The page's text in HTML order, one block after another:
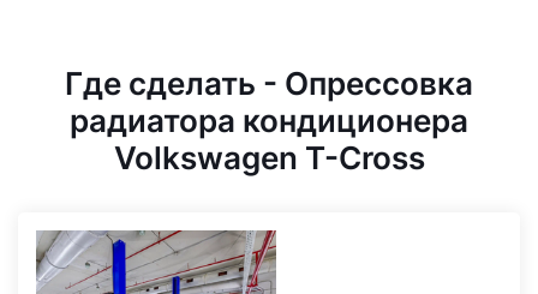
Где сделать - Опрессовка
радиатора кондиционера
Volkswagen T-Cross